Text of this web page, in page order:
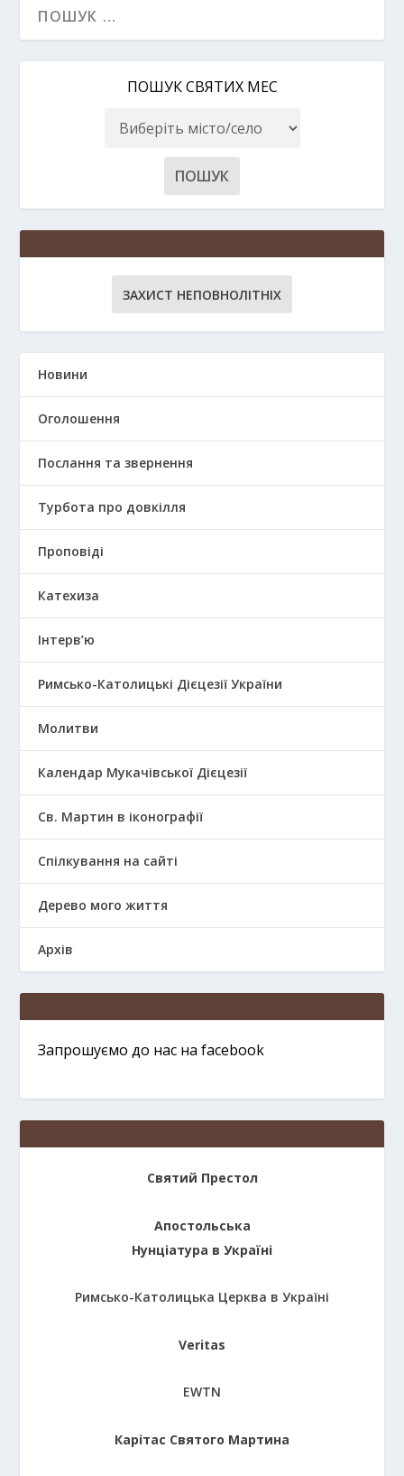
ПОШУК СВЯТИХ МЕС
ЗАХИСТ НЕПОВНОЛІТНІХ
Новини
Оголошення
Послання та звернення
Турбота про довкілля
Проповіді
Катехиза
Інтерв’ю
Римсько-Католицькі Дієцезії України
Молитви
Календар Мукачівської Дієцезії
Св. Мартин в іконографії
Спілкування на сайті
Дерево мого життя
Архів
Запрошуємо до нас на facebook
Святий Престол
Апостольська
Нунціатура в Україні
Римсько-Католицька Церква в Україні
Veritas
EWTN
Карітас Святого Мартина